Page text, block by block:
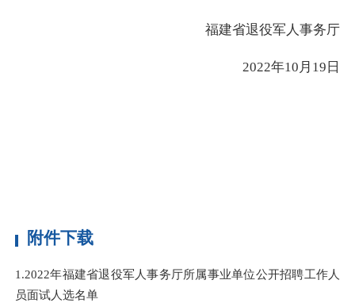
福建省退役军人事务厅
2022年10月19日
附件下载
1.2022年福建省退役军人事务厅所属事业单位公开招聘工作人
员面试人选名单